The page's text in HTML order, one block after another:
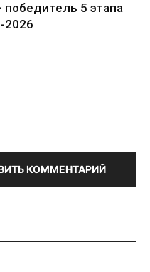
победитель 5 этапа
2026
КОММЕНТАРИЙ